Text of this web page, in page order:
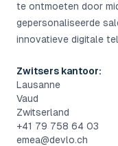
te ontmoeten door
gepersonaliseerde
innovatieve digitale
Zwitsers kantoor:
Lausanne
Vaud
Zwitserland
+41 79 758 64 03
emea@devlo.ch